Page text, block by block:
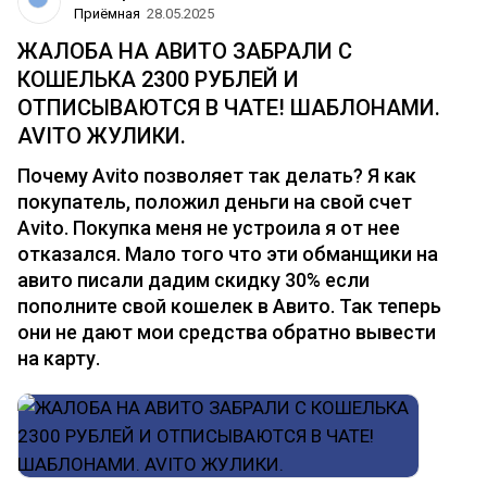
Приёмная 28.05.2025
ЖАЛОБА НА АВИТО ЗАБРАЛИ С
КОШЕЛЬКА 2300 РУБЛЕЙ И
ОТПИСЫВАЮТСЯ В ЧАТЕ! ШАБЛОНАМИ.
AVITO ЖУЛИКИ.
Почему Avito позволяет так делать? Я как
покупатель, положил деньги на свой счет
Avito. Покупка меня не устроила я от нее
отказался. Мало того что эти обманщики на
авито писали дадим скидку 30% если
пополните свой кошелек в Авито. Так теперь
они не дают мои средства обратно вывести
на карту.